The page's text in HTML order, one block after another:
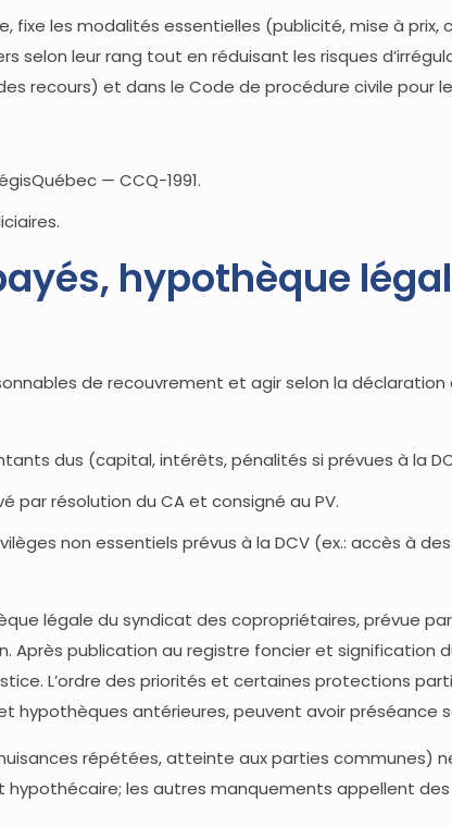
les modalités essentielles (publicité, mise à
selon leur rang tout en réduisant les risques
recours) et dans le Code de procédure civile pour
— CCQ-1991.
hypothèque
de recouvrement et agir selon la
dus (capital, intérêts, pénalités si prévues à la
par résolution du CA et consigné au PV.
non essentiels prévus à la DCV (ex.: accès à
légale du syndicat des copropriétaires, prévue
publication au registre foncier et signification
L’ordre des priorités et certaines protections
hypothèques antérieures, peuvent avoir préséance
répétées, atteinte aux parties communes)
hypothécaire; les autres manquements appellent